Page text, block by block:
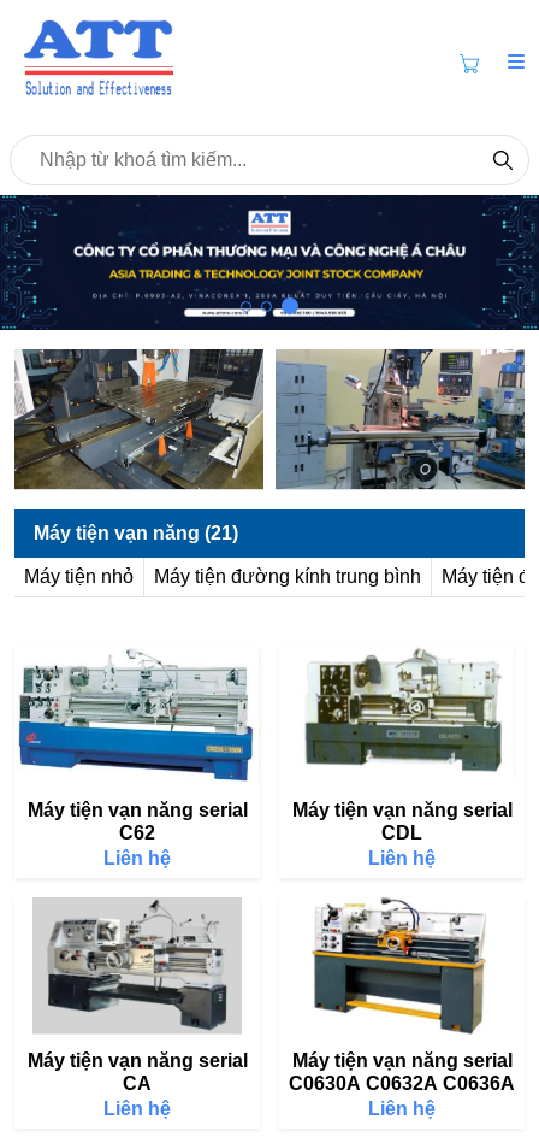
Máy tiện vạn năng (21)
Máy tiện nhỏ Máy tiện đường kính trung bình Máy tiện
Máy tiện vạn năng serial
C62
Liên hệ
Máy tiện vạn năng serial
CDL
Liên hệ
Máy tiện vạn năng serial
CA
Liên hệ
Máy tiện vạn năng serial
C0630A C0632A C0636A
Liên hệ